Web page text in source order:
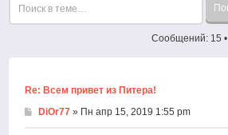
Сообщений: 15 •
Re: Всем привет из Питера!
DiOr77 » Пн апр 15, 2019 1:55 pm